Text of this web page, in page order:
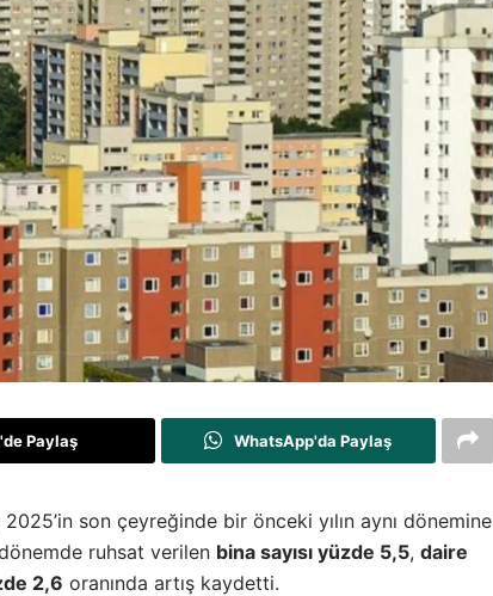
Paylaş WhatsApp'da Paylaş
son çeyreğinde bir önceki yılın aynı dönemine
ruhsat verilen bina sayısı yüzde 5,5, daire
2,6 oranında artış kaydetti.